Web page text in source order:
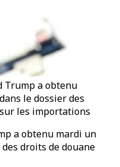
Trump a obtenu
le dossier des
les importations
a obtenu mardi un
droits de douane